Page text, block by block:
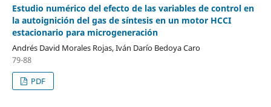
Estudio numérico del efecto de las variables de control en
la autoignición del gas de síntesis en un motor HCCI
estacionario para microgeneración
Andrés David Morales Rojas, Iván Darío Bedoya Caro
79-88
PDF